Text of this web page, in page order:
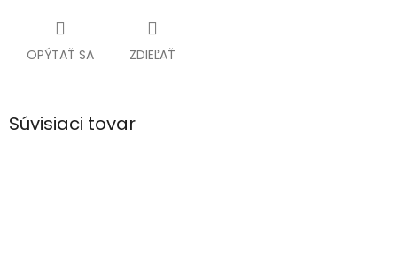
OPÝTAŤ SA ZDIEĽAŤ
Súvisiaci tovar